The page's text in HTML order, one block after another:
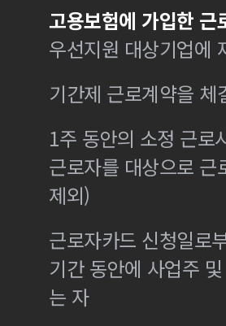
고용보험에 가입한
우선지원 대상기업에
기간제 근로계약을
1주 동안의 소정 근로
근로자를 대상으로
제외)
근로자카드 신청일로
기간 동안에 사업주
는 자